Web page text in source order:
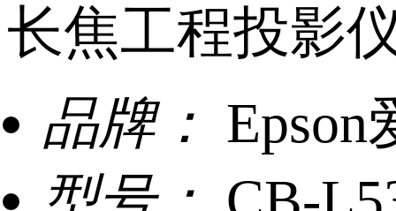
长焦工程投影
品牌： Epson